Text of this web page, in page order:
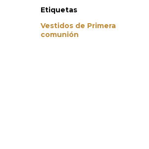
Etiquetas
Vestidos de Primera
comunión